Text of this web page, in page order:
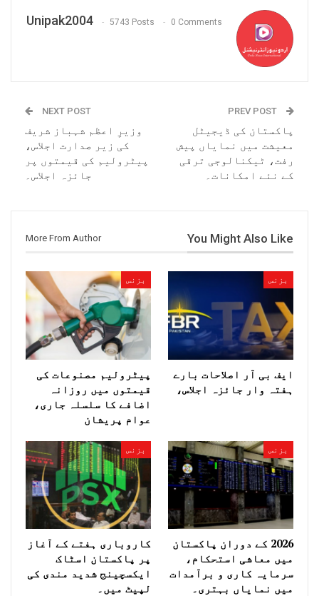
Unipak2004 5743 Posts 0 Comments
پاکستان کی ڈیجیٹل
معیشت میں نمایاں پیش
رفت، ٹیکنالوجی ترقی
کے نئے امکانات۔
NEXT POST
وزیرِ اعظم شہباز شریف
کی زیر صدارت اجلاس،
پیٹرولیم کی قیمتوں پر
جائزہ اجلاس۔
You Might Also Like
More From Author
بزنس
ایف بی آر اصلاحات بارے
ہفتہ وار جائزہ اجلاس،
بزنس
پیٹرولیم مصنوعات کی
قیمتوں میں روزانہ
اضافے کا سلسلہ جاری،
عوام پریشان
بزنس
2026 کے دوران پاکستان
میں معاشی استحکام،
سرمایہ کاری و برآمدات
میں نمایاں بہتری۔
بزنس
کاروباری ہفتے کے آغاز
پر پاکستان اسٹاک
ایکسچینج شدید مندی کی
لپیٹ میں۔